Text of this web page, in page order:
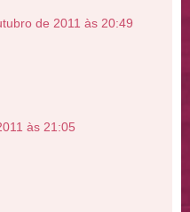
de 2011 às 20:49
às 21:05